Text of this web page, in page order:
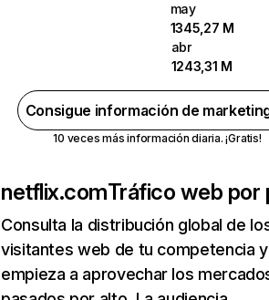
may
1345,27 M
abr
1243,31 M
Consigue información de
10 veces más información diaria. ¡Gratis!
netflix.comTráfico web por
Consulta la distribución global de
visitantes web de tu competencia y
empieza a aprovechar los